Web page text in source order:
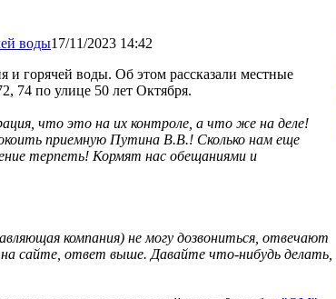
17/11/2023 14:42
и горячей воды. Об этом рассказали местные
74 по улице 50 лет Октября.
что это на их контроле, а что же на деле!
приемную Путина В.В.! Сколько нам еще
терпеть! Кормят нас обещаниями и
компания) не могу дозвониться, отвечают
сайте, ответ выше. Давайте что-нибудь делать,